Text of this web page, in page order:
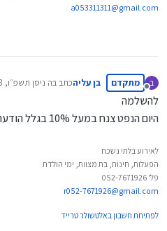
a053311311@gmail.com
ב
מנותק
מתקדם בן עליהכתב בה ניסן תשפ״ו, 21:58
נערך לאחרונה על ידי
להשלמה
היום הנפט צנח במעל 10% בגלל הודעת טראמפ
לאירוע בלתי נשכח
הפעלות, חינות, בת מצוות, ימי הולדת
פל' 052-7671926
r052-7671926@gmail.com
לפתיחת חשבון באלטשולר טרייד